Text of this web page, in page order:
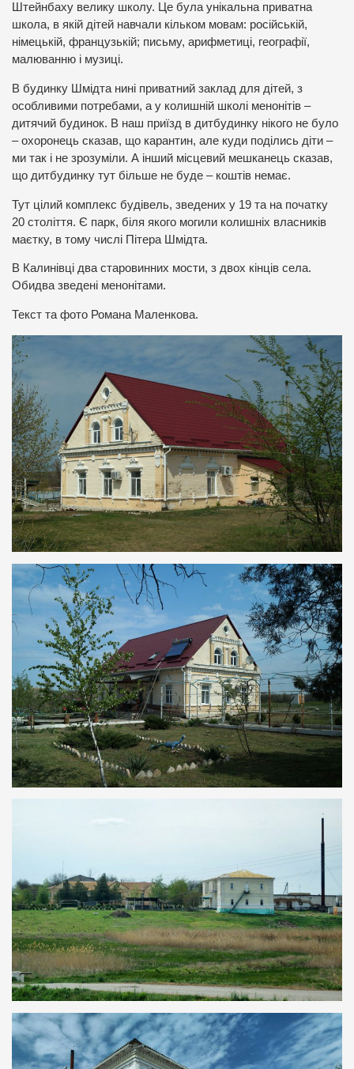
Штейнбаху велику школу. Це була унікальна приватна
школа, в якій дітей навчали кільком мовам: російській,
німецькій, французькій; письму, арифметиці, географії,
малюванню і музиці.
В будинку Шмідта нині приватний заклад для дітей, з
особливими потребами, а у колишній школі менонітів –
дитячий будинок. В наш приїзд в дитбудинку нікого не було
– охоронець сказав, що карантин, але куди поділись діти –
ми так і не зрозуміли. А інший місцевий мешканець сказав,
що дитбудинку тут більше не буде – коштів немає.
Тут цілий комплекс будівель, зведених у 19 та на початку
20 століття. Є парк, біля якого могили колишніх власників
маєтку, в тому числі Пітера Шмідта.
В Калинівці два старовинних мости, з двох кінців села.
Обидва зведені менонітами.
Текст та фото Романа Маленкова.